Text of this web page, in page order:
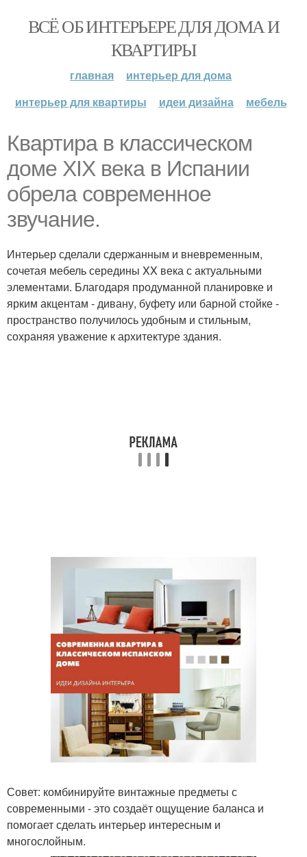
ВСЁ ОБ ИНТЕРЬЕРЕ ДЛЯ ДОМА И
КВАРТИРЫ
главная
интерьер для дома
интерьер для квартиры
идеи дизайна мебель
Квартира в классическом
доме XIX века в Испании
обрела современное
звучание.
Интерьер сделали сдержанным и вневременным,
сочетая мебель середины XX века с актуальными
элементами. Благодаря продуманной планировке и
ярким акцентам - дивану, буфету или барной стойке -
пространство получилось удобным и стильным,
сохраняя уважение к архитектуре здания.
Совет: комбинируйте винтажные предметы с
современными - это создаёт ощущение баланса и
помогает сделать интерьер интересным и
многослойным.